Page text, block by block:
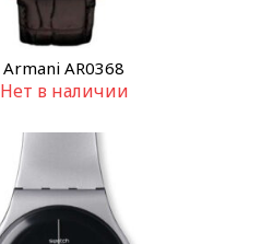
Armani AR0368
Нет в наличии